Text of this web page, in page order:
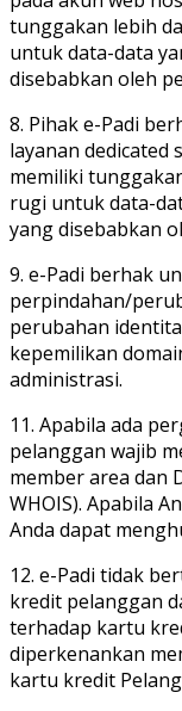
tunggakan lebih
untuk data-data
disebabkan oleh
8. Pihak e-Padi
layanan
memiliki
rugi untuk data-
yang disebabkan
9. e-Padi berhak
perpindahan/
perubahan
kepemilikan
administrasi.
11. Apabila ada
pelanggan wajib
member area dan
WHOIS). Apabila
Anda dapat
12. e-Padi tidak
kredit pelanggan
terhadap kartu
diperkenankan
kartu kredit